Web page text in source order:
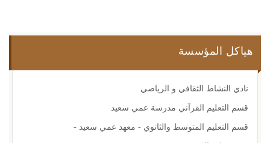
هياكل المؤسسة
نادي النشاط الثقافي و الرياضي
قسم التعليم القرآني مدرسة عمي سعيد
قسم التعليم المتوسط والثانوي - معهد عمي سعيد -